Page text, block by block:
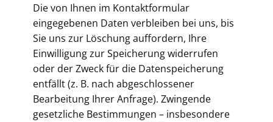
Die von Ihnen im Kontaktformular
eingegebenen Daten verbleiben bei uns, bis
Sie uns zur Löschung auffordern, Ihre
Einwilligung zur Speicherung widerrufen
oder der Zweck für die Datenspeicherung
entfällt (z. B. nach abgeschlossener
Bearbeitung Ihrer Anfrage). Zwingende
gesetzliche Bestimmungen – insbesondere